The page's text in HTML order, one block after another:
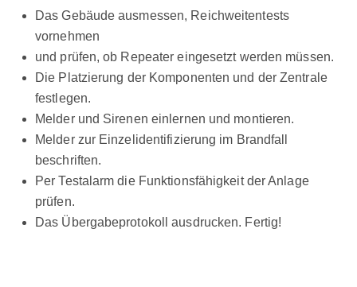
Das Gebäude ausmessen, Reichweitentests
vornehmen
und prüfen, ob Repeater eingesetzt werden müssen.
Die Platzierung der Komponenten und der Zentrale
festlegen.
Melder und Sirenen einlernen und montieren.
Melder zur Einzelidentifizierung im Brandfall
beschriften.
Per Testalarm die Funktionsfähigkeit der Anlage
prüfen.
Das Übergabeprotokoll ausdrucken. Fertig!